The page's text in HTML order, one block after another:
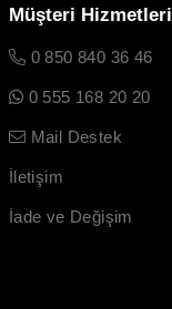
Müşteri Hizmetleri
0 850 840 36 46
0 555 168 20 20
Mail Destek
İletişim
İade ve Değişim